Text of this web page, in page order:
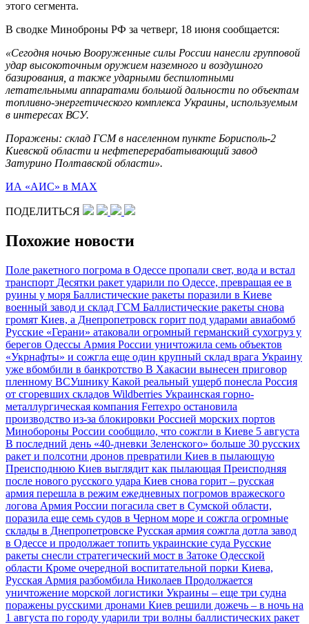
этого сегмента.
В сводке Миноброны РФ за четверг, 18 июня сообщается:
«Сегодня ночью Вооруженные силы России нанесли групповой
удар высокоточным оружием наземного и воздушного
базирования, а также ударными беспилотными
летательными аппаратами большой дальности по объектам
топливно-энергетического комплекса Украины, используемым
в интересах ВСУ.
Поражены: склад ГСМ в населенном пункте Борисполь-2
Киевской области и нефтеперерабатывающий завод
Затурино Полтавской области».
ИА «АИС» в МАХ
ПОДЕЛИТЬСЯ
Похожие новости
Поле ракетного погрома в Одессе пропали свет, вода и встал
транспорт Десятки ракет ударили по Одессе, превращая ее в
руины у моря Баллистические ракеты поразили в Киеве
военный завод и склад ГСМ Баллистические ракеты снова
громят Киев, а Днепропетровск горит под ударами авиабомб
Русские «Герани» атаковали огромный германский сухогруз у
берегов Одессы Армия России уничтожила семь объектов
«Укрнафты» и сожгла еще один крупный склад врага Украину
уже вбомбили в банкротство В Хакасии вынесен приговор
пленному ВСУшнику Какой реальный ущерб понесла Россия
от сгоревших складов Wildberries Украинская горно-
металлургическая компания Ferrexpo остановила
производство из-за блокировки Россией морских портов
Минобороны России сообщило, что сожгли в Киеве 5 августа
В последний день «40-дневки Зеленского» больше 30 русских
ракет и полсотни дронов превратили Киев в пылающую
Преисподнюю Киев выглядит как пылающая Преисподняя
после нового русского удара Киев снова горит – русская
армия перешла в режим ежедневных погромов вражеского
логова Армия России погасила свет в Сумской области,
поразила еще семь судов в Черном море и сожгла огромные
склады в Днепропетровске Русская армия сожгла дотла завод
в Одессе и продолжает топить украинские суда Русские
ракеты снесли стратегический мост в Затоке Одесской
области Кроме очередной воспитательной порки Киева,
Русская Армия разбомбила Николаев Продолжается
уничтожение морской логистики Украины – еще три судна
поражены русскими дронами Киев решили дожечь – в ночь на
1 августа по городу ударили три волны баллистических ракет